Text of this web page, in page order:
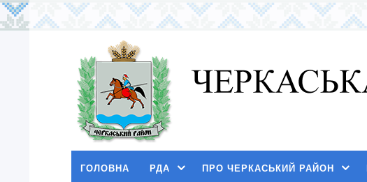
ГОЛОВНА РДА ПРО ЧЕРКАСЬКИЙ РАЙОН